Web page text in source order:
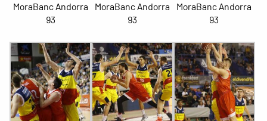
MoraBanc Andorra
93
MoraBanc Andorra
93
MoraBanc Andorra
93